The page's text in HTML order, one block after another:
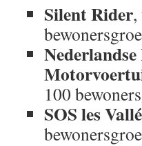
Silent Rider,
100
SOS les